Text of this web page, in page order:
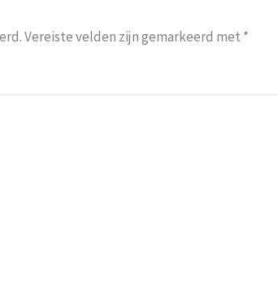
Vereiste velden zijn gemarkeerd met *